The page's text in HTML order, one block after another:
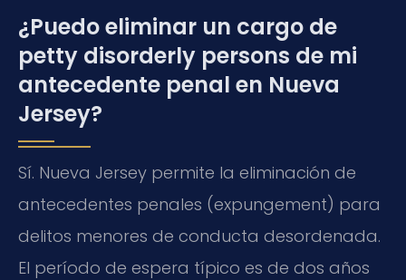
¿Puedo eliminar un cargo de
petty disorderly persons de mi
antecedente penal en Nueva
Jersey?
Sí. Nueva Jersey permite la eliminación de
antecedentes penales (expungement) para
delitos menores de conducta desordenada.
El período de espera típico es de dos años